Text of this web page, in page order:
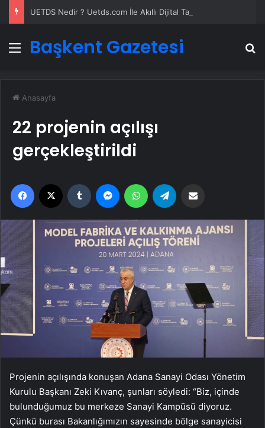
Menü
Başkent Gazetesi
Anasayfa
22 projenin açılışı
gerçekleştirildi
Facebook Tumblr MessengerWhatsApp
Projenin açılışında konuşan Adana Sanayi Odası Yönetim
Kurulu Başkanı Zeki Kıvanç, şunları söyledi: “Biz, içinde
bulunduğumuz bu merkeze Sanayi Kampüsü diyoruz.
Çünkü burası Bakanlığımızın sayesinde bölge sanayicisi